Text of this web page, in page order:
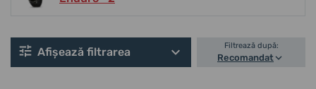
Afișează filtrarea Filtrează după:
Recomandat